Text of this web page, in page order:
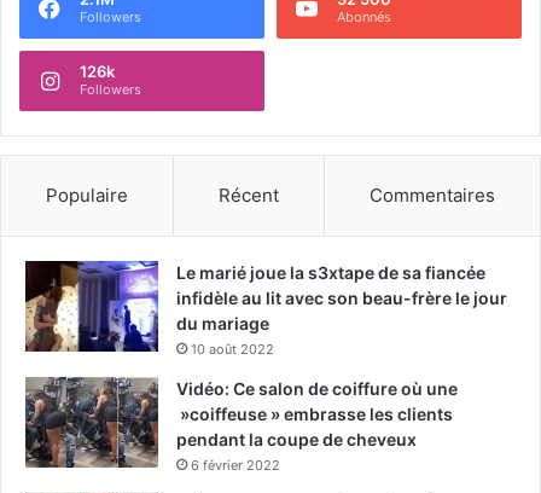
Followers Abonnés
126k
Followers
Populaire Récent Commentaires
Le marié joue la s3xtape de sa fiancée
infidèle au lit avec son beau-frère le jour
du mariage
10 août 2022
Vidéo: Ce salon de coiffure où une
»coiffeuse » embrasse les clients
pendant la coupe de cheveux
6 février 2022